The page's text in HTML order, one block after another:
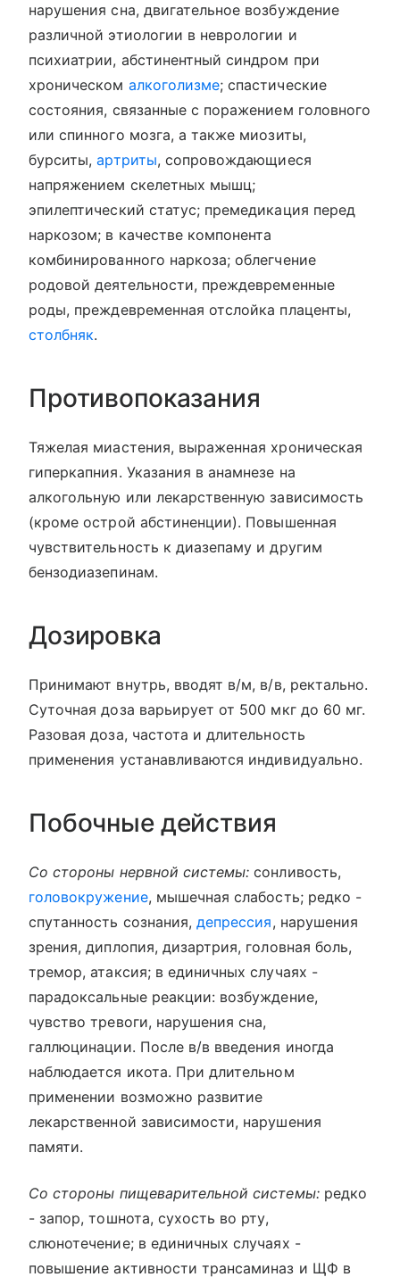
нарушения сна, двигательное возбуждение
различной этиологии в неврологии и
психиатрии, абстинентный синдром при
хроническом алкоголизме; спастические
состояния, связанные с поражением головного
или спинного мозга, а также миозиты,
бурситы,артриты, сопровождающиеся
напряжением скелетных мышц;
эпилептический статус; премедикация перед
наркозом; в качестве компонента
комбинированного наркоза; облегчение
родовой деятельности, преждевременные
роды, преждевременная отслойка плаценты,
столбняк.
Противопоказания
Тяжелая миастения, выраженная хроническая
гиперкапния. Указания в анамнезе на
алкогольную или лекарственную зависимость
(кроме острой абстиненции). Повышенная
чувствительность к диазепаму и другим
бензодиазепинам.
Дозировка
Принимают внутрь, вводят в/м, в/в, ректально.
Суточная доза варьирует от 500 мкг до 60 мг.
Разовая доза, частота и длительность
применения устанавливаются индивидуально.
Побочные действия
Со стороны нервной системы: сонливость,
головокружение, мышечная слабость; редко -
спутанность сознания,депрессия, нарушения
зрения, диплопия, дизартрия, головная боль,
тремор, атаксия; в единичных случаях -
парадоксальные реакции: возбуждение,
чувство тревоги, нарушения сна,
галлюцинации. После в/в введения иногда
наблюдается икота. При длительном
применении возможно развитие
лекарственной зависимости, нарушения
памяти.
Со стороны пищеварительной системы:редко
- запор, тошнота, сухость во рту,
слюнотечение; в единичных случаях -
повышение активности трансаминаз и ЩФ в